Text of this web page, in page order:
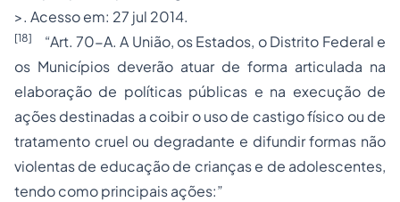
>. Acesso em: 27 jul 2014.
[18]
“Art. 70-A. A União, os Estados, o Distrito Federal e
os Municípios deverão atuar de forma articulada na
elaboração de políticas públicas e na execução de
ações destinadas a coibir o uso de castigo físico ou de
tratamento cruel ou degradante e difundir formas não
violentas de educação de crianças e de adolescentes,
tendo como principais ações:”